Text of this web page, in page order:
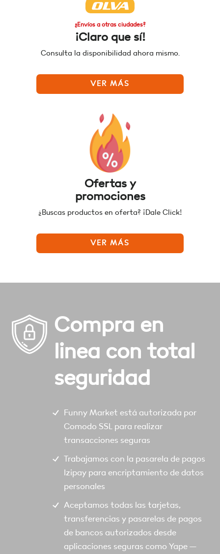
¿Envíos a otras ciudades?
¡Claro que sí!
Consulta la disponibilidad ahora mismo.
VER MÁS
Ofertas y
promociones
¿Buscas productos en oferta? ¡Dale Click!
VER MÁS
Compra en
linea con total
seguridad
Funny Market está autorizada por
Comodo SSL para realizar
transacciones seguras
Trabajamos con la pasarela de pagos
Izipay para encriptamiento de datos
personales
Aceptamos todas las tarjetas,
transferencias y pasarelas de pagos
de bancos autorizados desde
aplicaciones seguras como Yape –